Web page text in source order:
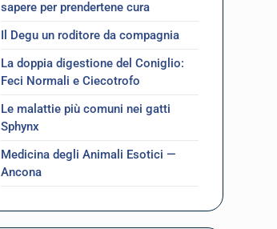
sapere per prendertene cura
Il Degu un roditore da compagnia
La doppia digestione del Coniglio:
Feci Normali e Ciecotrofo
Le malattie più comuni nei gatti
Sphynx
Medicina degli Animali Esotici —
Ancona